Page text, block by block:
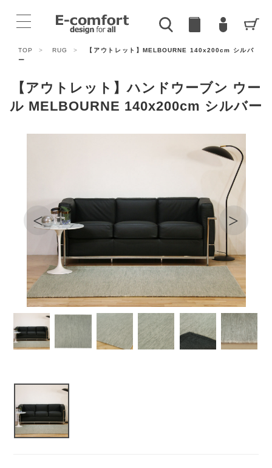
TOP > RUG >
【アウトレット】MELBOURNE 140x200cm シルバ
ー
【アウトレット】ハンドウーブン ウー
ル MELBOURNE 140x200cm シルバー
< >